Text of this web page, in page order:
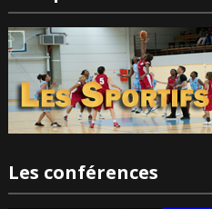
Les conférences